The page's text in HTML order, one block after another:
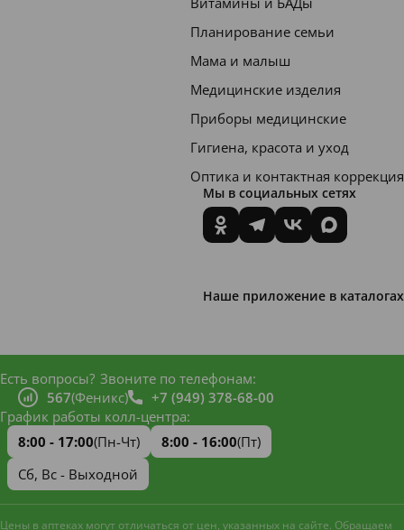
Планирование семьи
Мама и малыш
Медицинские изделия
Приборы медицинские
Гигиена, красота и уход
Оптика и контактная коррекция
Мы в социальных сетях
Наше приложение в каталогах
Есть вопросы? Звоните по телефонам:
567(Феникс)
+7 (949) 378-68-00
График работы колл-центра:
8:00 - 17:00(Пн-Чт) 8:00 - 16:00(Пт)
Сб, Вс - Выходной
Цены в аптеках могут отличаться от цен, указанных на сайте. Обращаем